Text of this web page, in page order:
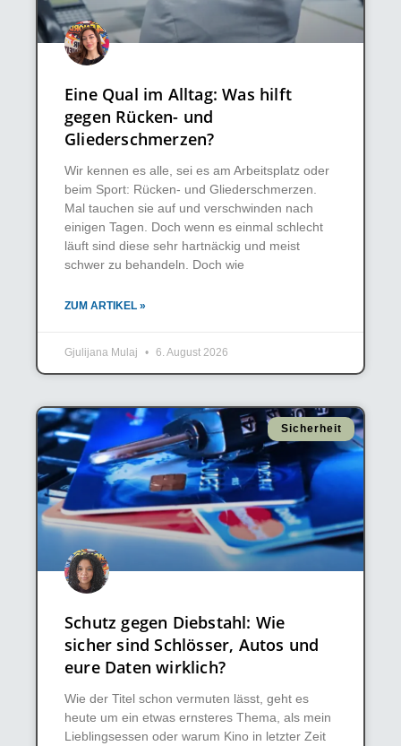
Eine Qual im Alltag: Was hilft
gegen Rücken- und
Gliederschmerzen?
Wir kennen es alle, sei es am Arbeitsplatz oder
beim Sport: Rücken- und Gliederschmerzen.
Mal tauchen sie auf und verschwinden nach
einigen Tagen. Doch wenn es einmal schlecht
läuft sind diese sehr hartnäckig und meist
schwer zu behandeln. Doch wie
ZUM ARTIKEL »
Gjulijana Mulaj 6. August 2026
Sicherheit
Schutz gegen Diebstahl: Wie
sicher sind Schlösser, Autos und
eure Daten wirklich?
Wie der Titel schon vermuten lässt, geht es
heute um ein etwas ernsteres Thema, als mein
Lieblingsessen oder warum Kino in letzter Zeit